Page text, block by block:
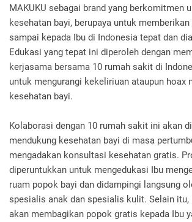
MAKUKU sebagai brand yang berkomitmen
kesehatan bayi, berupaya untuk
sampai kepada Ibu di Indonesia tepat dan
Edukasi yang tepat ini diperoleh dengan
kerjasama bersama 10 rumah sakit di
untuk mengurangi kekeliriuan ataupun hoax
kesehatan bayi.
Kolaborasi dengan 10 rumah sakit ini akan
mendukung kesehatan bayi di masa
mengadakan konsultasi kesehatan gratis.
diperuntukkan untuk mengedukasi Ibu
ruam popok bayi dan didampingi langsung
spesialis anak dan spesialis kulit. Selain itu,
akan membagikan popok gratis kepada Ibu